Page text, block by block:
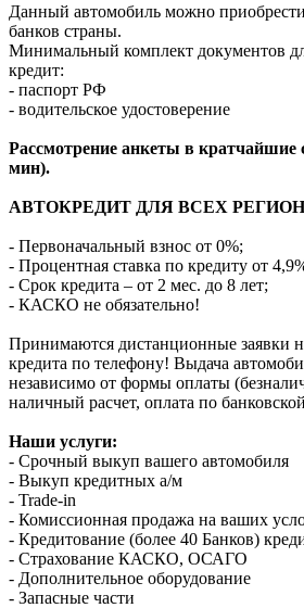
Данный автомобиль можно
банков страны.
Минимальный комплект документов
кредит:
- паспорт РФ
- водительское удостоверение
Рассмотрение анкеты в кратчайшие
мин).
АВТОКРЕДИТ ДЛЯ ВСЕХ
- Первоначальный взнос от 0%;
- Процентная ставка по кредиту от
- Срок кредита – от 2 мес. до 8 лет;
- КАСКО не обязательно!
Принимаются дистанционные заявки
кредита по телефону! Выдача
независимо от формы оплаты
наличный расчет, оплата по
Наши услуги:
- Срочный выкуп вашего автомобиля
- Выкуп кредитных а/м
- Trade-in
- Комиссионная продажа на ваших
- Кредитование (более 40 Банков)
- Страхование КАСКО, ОСАГО
- Дополнительное оборудование
- Запасные части